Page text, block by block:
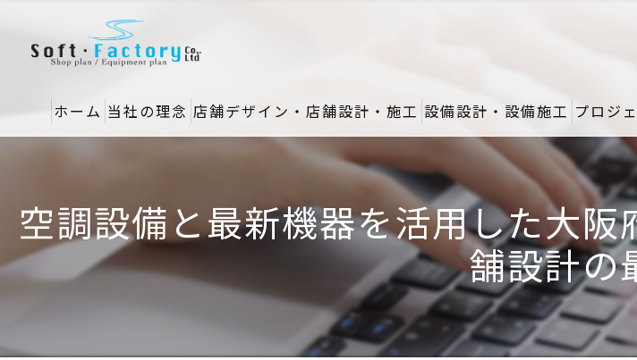
ホーム 当社の理念 店舗デザイン・店舗設計・施工 設備設計・設備施工 プロジ
空調設備と最新機器を活用した大
舗設計の